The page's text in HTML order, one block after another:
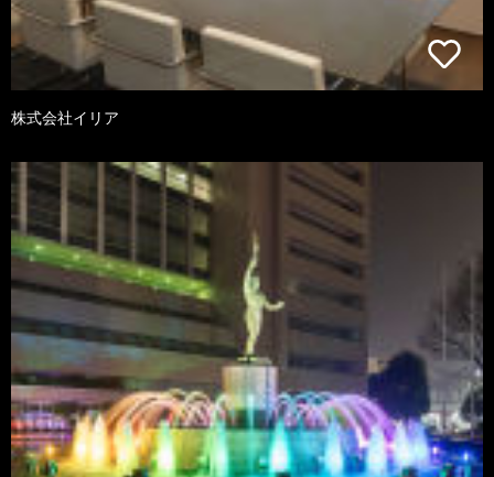
株式会社イリア